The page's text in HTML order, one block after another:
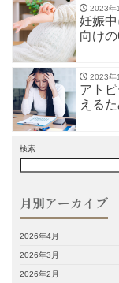
2023年
妊娠
向け
2023年
アト
える
検索
月別アーカイブ
2026年4月
2026年3月
2026年2月